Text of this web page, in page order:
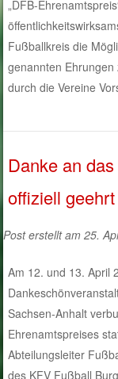
„DFB-
Fußballkreis die
genannten
durch die Vereine
Danke an
offiziell geehrt
Post erstellt am 25.
Am 12. und 13. April
Sachsen-Anhalt
Ehrenamtspreises
Abteilungsleiter
des KFV Fußball